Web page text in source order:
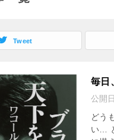
Tweet
毎日
公開
どう
い…